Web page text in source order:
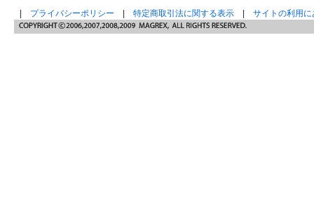
プライバシーポリシー 特定商取引法に関する表示 サイトの利用に